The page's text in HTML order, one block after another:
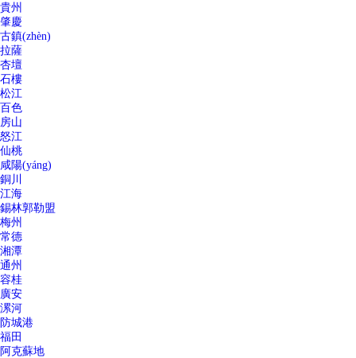
貴州
肇慶
古鎮(zhèn)
拉薩
杏壇
石樓
松江
百色
房山
怒江
仙桃
咸陽(yáng)
銅川
江海
錫林郭勒盟
梅州
常德
湘潭
通州
容桂
廣安
漯河
防城港
福田
阿克蘇地